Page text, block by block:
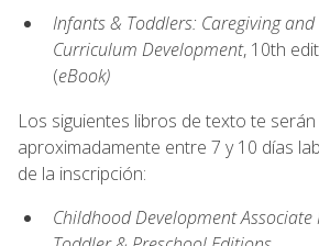
Infants & Toddlers: Caregiving and
Curriculum Development, 10th
(eBook)
Los siguientes libros de texto te
aproximadamente entre 7 y 10 días
de la inscripción:
Childhood Development